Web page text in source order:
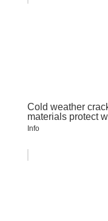
Cold weather
materials protect
Info